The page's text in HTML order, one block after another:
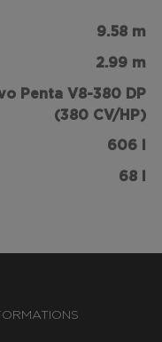
9.58 m
2.99 m
Penta V8-380 DP
(380 CV/HP)
606 l
68 l